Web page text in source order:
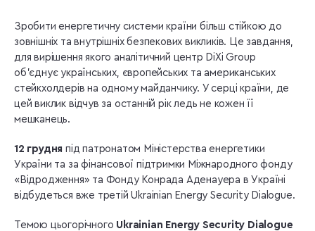
Зробити енергетичну системи країни більш стійкою до
зовнішніх та внутрішніх безпекових викликів. Це завдання,
для вирішення якого аналітичний центр DiXi Group
об’єднує українських, європейських та американських
стейкхолдерів на одному майданчику. У серці країни, де
цей виклик відчув за останній рік ледь не кожен її
мешканець.
12 грудня під патронатом Міністерства енергетики
України та за фінансової підтримки Міжнародного фонду
«Відродження» та Фонду Конрада Аденауера в Україні
відбудеться вже третій Ukrainian Energy Security Dialogue.
Темою цьогорічного Ukrainian Energy Security Dialogue